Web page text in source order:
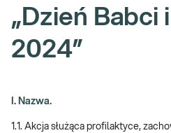
„Dzień Babci
2024”
I. Nazwa.
1.1. Akcja służąca profilaktyce,